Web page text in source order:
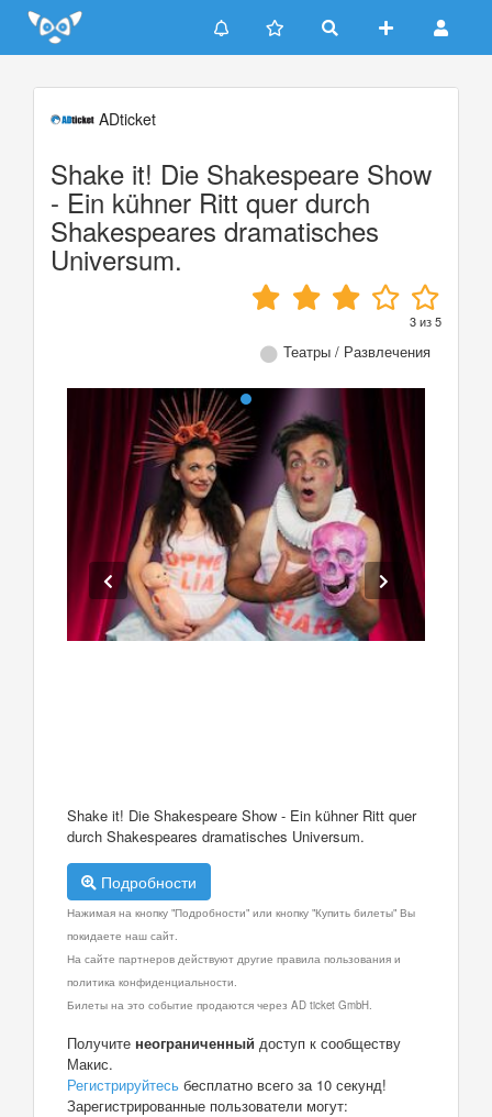
Update cookies preferences
ADticket
Shake it! Die Shakespeare Show
- Ein kühner Ritt quer durch
Shakespeares dramatisches
Universum.
3из5
Театры / Развлечения
Shake it! Die Shakespeare Show - Ein kühner Ritt quer
durch Shakespeares dramatisches Universum.
Подробности
Нажимая на кнопку "Подробности" или кнопку "Купить билеты" Вы
покидаете наш сайт.
На сайте партнеров действуют другие правила пользования и
политика конфиденциальности.
Билеты на это событие продаются через AD ticket GmbH.
Получите неограниченный доступ к сообществу
Макис.
Регистрируйтесь бесплатно всего за 10 секунд!
Зарегистрированные пользователи могут: